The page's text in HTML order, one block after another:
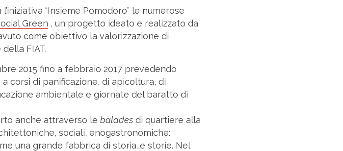
“Insieme Pomodoro” le numerose
Green , un progetto ideato e realizzato da
come obiettivo la valorizzazione di
FIAT.
2015 fino a febbraio 2017 prevedendo
corsi di panificazione, di apicoltura, di
ambientale e giornate del baratto di
anche attraverso lebalades di quartiere alla
sociali, enogastronomiche:
una grande fabbrica di storia…e storie. Nel